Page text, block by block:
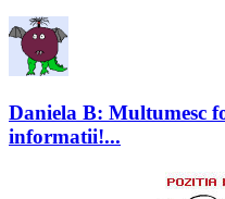
Daniela B: Multumesc
informatii!...